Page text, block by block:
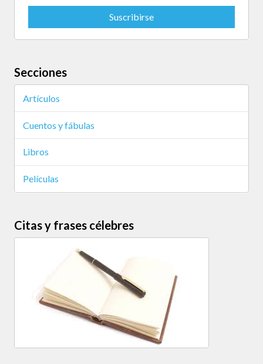
Secciones
Artículos
Cuentos y fábulas
Libros
Películas
Citas y frases célebres